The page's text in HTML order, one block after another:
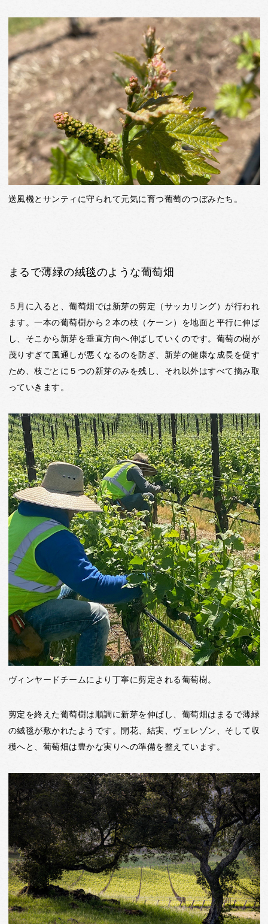
送風機とサンティに守られて元気に育つ葡萄のつぼみたち。
まるで薄緑の絨毯のような葡萄畑
５月に入ると、葡萄畑では新芽の剪定（サッカリング）が行われ
ます。一本の葡萄樹から２本の枝（ケーン）を地面と平行に伸ば
し、そこから新芽を垂直方向へ伸ばしていくのです。葡萄の樹が
茂りすぎて風通しが悪くなるのを防ぎ、新芽の健康な成長を促す
ため、枝ごとに５つの新芽のみを残し、それ以外はすべて摘み取
っていきます。
ヴィンヤードチームにより丁寧に剪定される葡萄樹。
剪定を終えた葡萄樹は順調に新芽を伸ばし、葡萄畑はまるで薄緑
の絨毯が敷かれたようです。開花、結実、ヴェレゾン、そして収
穫へと、葡萄畑は豊かな実りへの準備を整えています。